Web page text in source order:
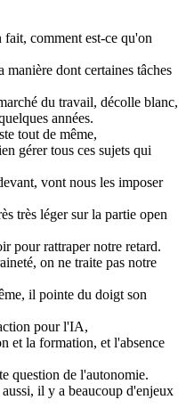
fait, comment est-ce qu'on
manière dont certaines tâches
du travail, décolle blanc,
années.
tout de même,
gérer tous ces sujets qui
vont nous les imposer
très léger sur la partie open
pour rattraper notre retard.
on ne traite pas notre
il pointe du doigt son
pour l'IA,
et la formation, et l'absence
question de l'autonomie.
il y a beaucoup d'enjeux